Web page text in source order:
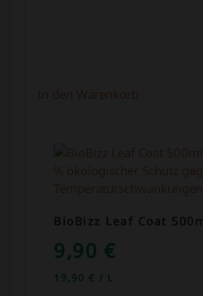
BioBizz Leaf Coat
9,90 €
19,90 € / L